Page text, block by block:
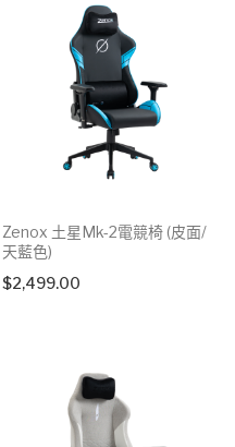
Zenox 土星Mk-2電競椅 (皮面/
天藍色)
$2,499.00